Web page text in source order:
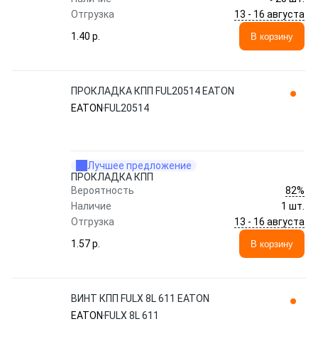
Отгрузка
13 - 16 августа
1.40 p.
В корзину
ПРОКЛАДКА КПП FUL20514 EATON
EATON FUL20514
Лучшее предложение
ПРОКЛАДКА КПП
Вероятность
82%
Наличие
1 шт.
Отгрузка
13 - 16 августа
1.57 p.
В корзину
ВИНТ КПП FULX 8L 611 EATON
EATON FULX 8L 611